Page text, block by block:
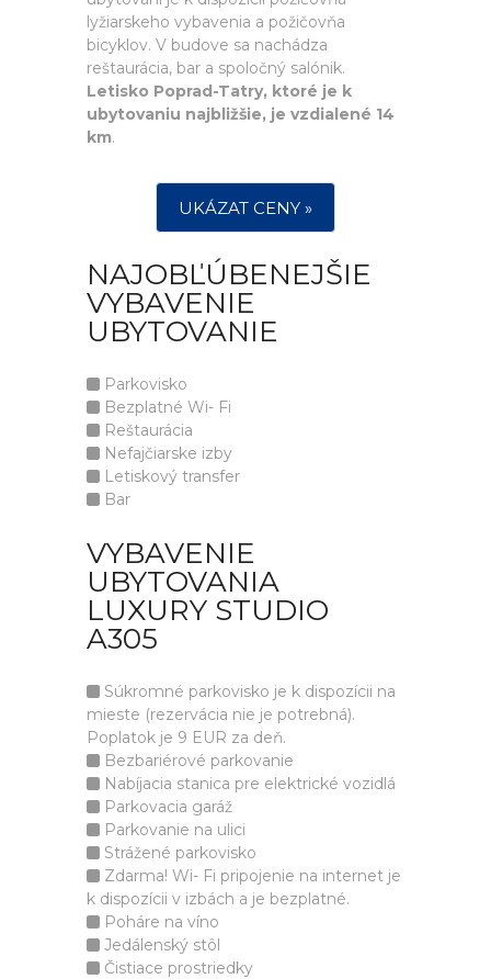
lyžiarskeho vybavenia a požičovňa
bicyklov. V budove sa nachádza
reštaurácia, bar a spoločný salónik.
Letisko Poprad-Tatry, ktoré je k
ubytovaniu najbližšie, je vzdialené 14
km.
UKÁZAT CENY »
NAJOBĽÚBENEJŠIE
VYBAVENIE
UBYTOVANIE
Parkovisko
Bezplatné Wi- Fi
Reštaurácia
Nefajčiarske izby
Letiskový transfer
Bar
VYBAVENIE
UBYTOVANIA
LUXURY STUDIO
A305
Súkromné parkovisko je k dispozícii na
mieste (rezervácia nie je potrebná).
Poplatok je 9 EUR za deň.
Bezbariérové parkovanie
Nabíjacia stanica pre elektrické vozidlá
Parkovacia garáž
Parkovanie na ulici
Strážené parkovisko
Zdarma! Wi- Fi pripojenie na internet je
k dispozícii v izbách a je bezplatné.
Poháre na víno
Jedálenský stôl
Čistiace prostriedky